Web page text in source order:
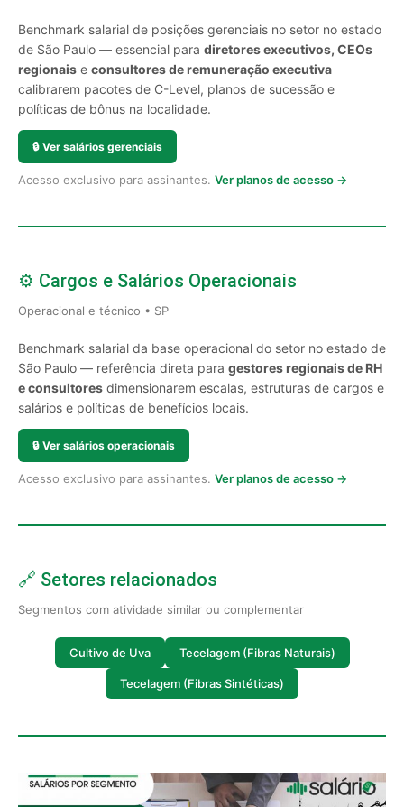
Benchmark salarial de posições gerenciais no setor no estado
de São Paulo — essencial para diretores executivos, CEOs
regionais e consultores de remuneração executiva
calibrarem pacotes de C-Level, planos de sucessão e
políticas de bônus na localidade.
🔒 Ver salários gerenciais
Acesso exclusivo para assinantes. Ver planos de acesso →
⚙️ Cargos e Salários Operacionais
Operacional e técnico • SP
Benchmark salarial da base operacional do setor no estado de
São Paulo — referência direta para gestores regionais de RH
e consultores dimensionarem escalas, estruturas de cargos e
salários e políticas de benefícios locais.
🔒 Ver salários operacionais
Acesso exclusivo para assinantes. Ver planos de acesso →
🔗 Setores relacionados
Segmentos com atividade similar ou complementar
Cultivo de Uva Tecelagem (Fibras Naturais)
Tecelagem (Fibras Sintéticas)